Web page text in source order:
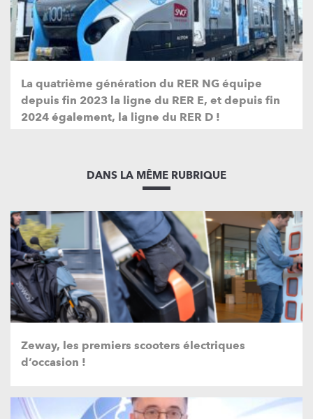
La quatrième génération du RER NG équipe
depuis fin 2023 la ligne du RER E, et depuis fin
2024 également, la ligne du RER D !
DANS LA MÊME RUBRIQUE
Zeway, les premiers scooters électriques
d’occasion !